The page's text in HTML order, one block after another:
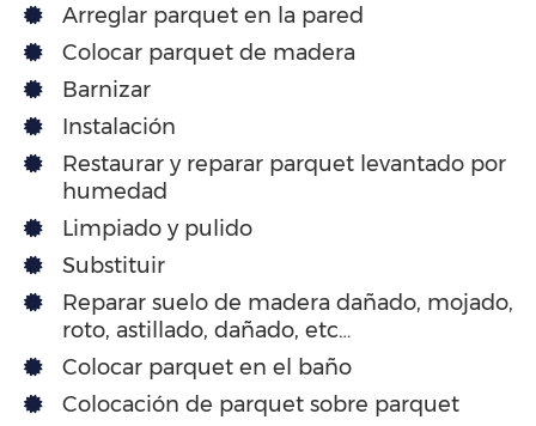
Arreglar parquet en la pared
Colocar parquet de madera
Barnizar
Instalación
Restaurar y reparar parquet levantado por
humedad
Limpiado y pulido
Substituir
Reparar suelo de madera dañado, mojado,
roto, astillado, dañado, etc…
Colocar parquet en el baño
Colocación de parquet sobre parquet